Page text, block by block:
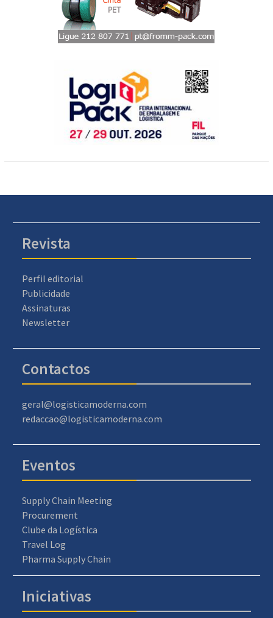
Revista
Perfil editorial
Publicidade
Assinaturas
Newsletter
Contactos
geral@logisticamoderna.com
redaccao@logisticamoderna.com
Eventos
Supply Chain Meeting
Procurement
Clube da Logística
Travel Log
Pharma Supply Chain
Iniciativas